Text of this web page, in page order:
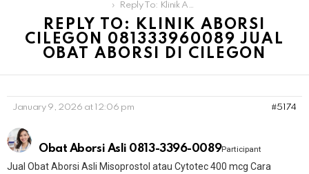
Reply To: Klinik Aborsi Cilegon 081333960089 Jual Obat Aborsi Di Cilegon
REPLY TO: KLINIK ABORSI
CILEGON 081333960089 JUAL
OBAT ABORSI DI CILEGON
January 9, 2026 at 12:06 pm #5174
Obat Aborsi Asli 0813-3396-0089Participant
Jual Obat Aborsi Asli Misoprostol atau Cytotec 400 mcg Cara